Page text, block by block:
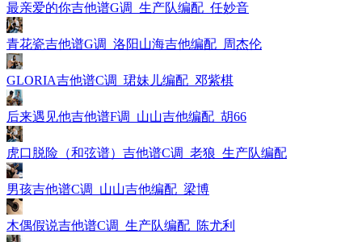
最亲爱的你吉他谱G调_生产队编配_任妙音
青花瓷吉他谱G调_洛阳山海吉他编配_周杰伦
GLORIA吉他谱C调_珺妹儿编配_邓紫棋
后来遇见他吉他谱F调_山山吉他编配_胡66
虎口脱险（和弦谱）吉他谱C调_老狼_生产队编配
男孩吉他谱C调_山山吉他编配_梁博
木偶假说吉他谱C调_生产队编配_陈尤利